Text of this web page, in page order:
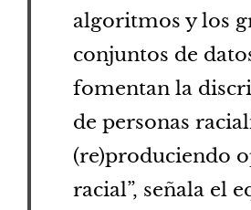
algoritmos y los
conjuntos de
fomentan la
de personas
(re)produciendo
racial”, señala el